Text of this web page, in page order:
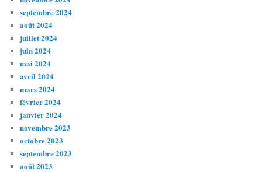
septembre 2024
août 2024
juillet 2024
juin 2024
mai 2024
avril 2024
mars 2024
février 2024
janvier 2024
novembre 2023
octobre 2023
septembre 2023
août 2023